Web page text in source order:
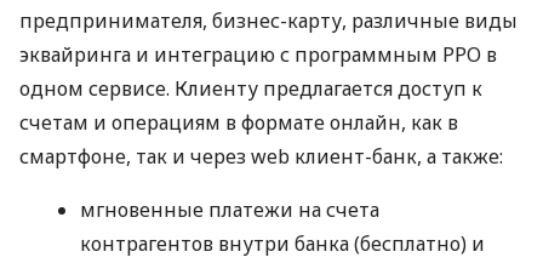
предпринимателя, бизнес-карту, различные виды
эквайринга и интеграцию с программным РРО в
одном сервисе. Клиенту предлагается доступ к
счетам и операциям в формате онлайн, как в
смартфоне, так и через web клиент-банк, а также:
мгновенные платежи на счета
контрагентов внутри банка (бесплатно) и